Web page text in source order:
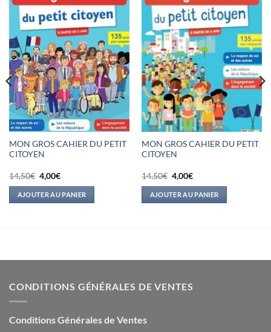
MON GROS CAHIER DU PETIT
CITOYEN
14,50€ Le
prix
initial
était :
4,00€Le
actuel
est :
AJOUTER AU PANIER
MON GROS CAHIER DU PETIT
CITOYEN
14,50€ Le
prix
initial
était :
4,00€Le
actuel
est :
AJOUTER AU PANIER
CONDITIONS GÉNÉRALES DE VENTES
Conditions Générales de Ventes